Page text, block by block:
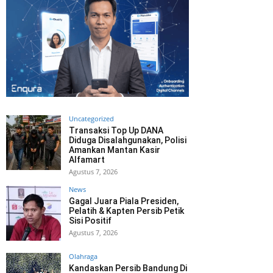
Uncategorized
Transaksi Top Up DANA
Diduga Disalahgunakan, Polisi
Amankan Mantan Kasir
Alfamart
Agustus 7, 2026
News
Gagal Juara Piala Presiden,
Pelatih & Kapten Persib Petik
Sisi Positif
Agustus 7, 2026
Olahraga
Kandaskan Persib Bandung Di